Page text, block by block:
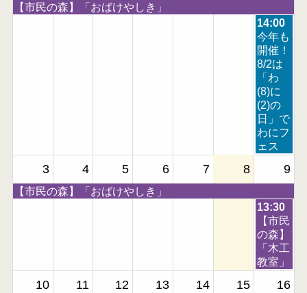
土
2
【市民の森】「おばけやしき」
日
曜
日,
8
月
2
n
d
2
0
2
14:00
今年も
開催！
8/2は
「わ
(8)に
(2)の
日」で
わにフ
ェス
3 4 5 6 7 8 9
土
8
【市民の森】「おばけやしき」
日
曜
日,
月
9
13:30
【市民
の森】
「木工
教室」
10 11 12 13 14 15 16